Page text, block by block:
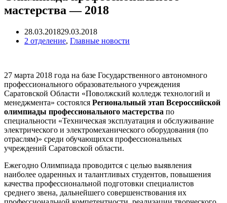
мастерства — 2018
28.03.201829.03.2018
2 отделение, Главные новости
27 марта 2018 года на базе Государственного автономного
профессионального образовательного учреждения
Саратовской Области «Поволжский колледж технологий и
менеджмента» состоялся Региональный этап Всероссийской
олимпиады профессионального мастерства по
специальности «Техническая эксплуатация и обслуживание
электрического и электромеханического оборудования (по
отраслям)» среди обучающихся профессиональных
учреждений Саратовской области.
Ежегодно Олимпиада проводится с целью выявления
наиболее одаренных и талантливых студентов, повышения
качества профессиональной подготовки специалистов
среднего звена, дальнейшего совершенствования их